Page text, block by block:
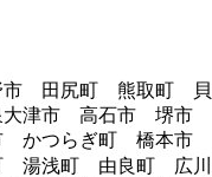
市 田尻町 熊取町 貝
津市 高石市 堺市
かつらぎ町 橋本市
湯浅町 由良町 広川